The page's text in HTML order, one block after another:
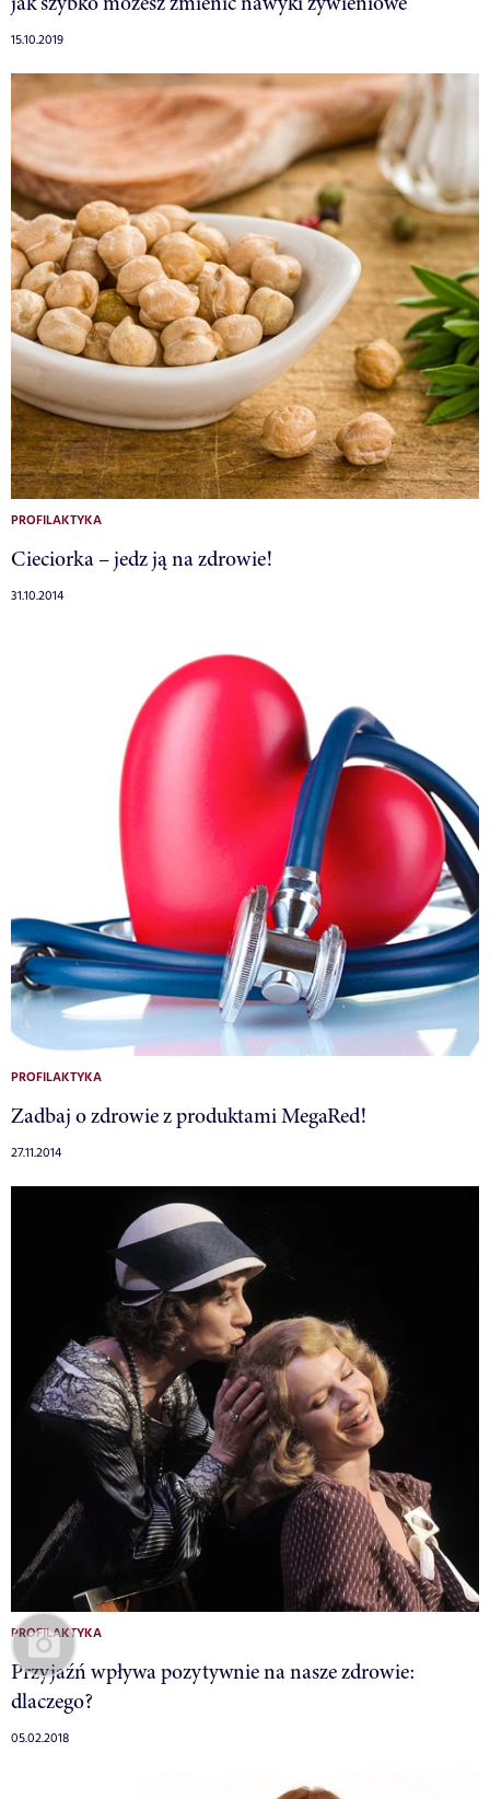
15.10.2019
PROFILAKTYKA
Cieciorka – jedz ją na zdrowie!
31.10.2014
PROFILAKTYKA
Zadbaj o zdrowie z produktami MegaRed!
27.11.2014
PROFILAKTYKA
Przyjaźń wpływa pozytywnie na nasze zdrowie:
dlaczego?
05.02.2018